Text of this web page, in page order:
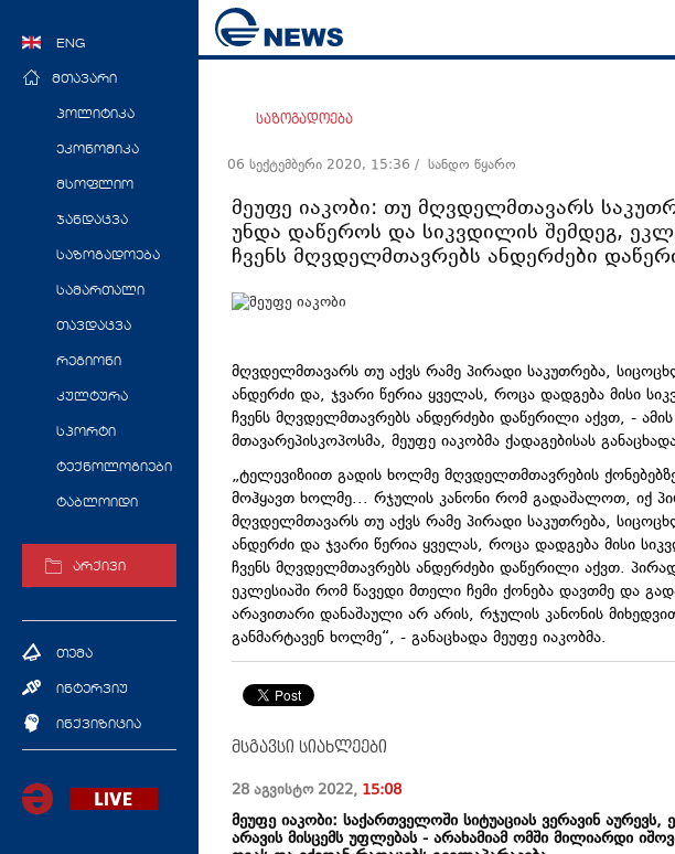
ENG
მთავარი
პოლიტიკა
ეკონომიკა
მსოფლიო
ჯანდაცვა
საზოგადოება
სამართალი
თავდაცვა
რეგიონი
კულტურა
სპორტი
ტექნოლოგიები
ტაბლოიდი
არქივი
თემა
ინტერვიუ
ინქვიზიცია
საზოგადოება
06 სექტემბერი 2020, 15:36 / სანდო წყარო
მეუფე იაკობი: თუ მღვდელმთავარს
უნდა დაწეროს და სიკვდილის შემდეგ,
ჩვენს მღვდელმთავრებს ანდერძები
მღვდელმთავარს თუ აქვს რამე პირადი საკუთრება,
ანდერძი და, ჯვარი წერია ყველას, როცა დადგება მისი
ჩვენს მღვდელმთავრებს ანდერძები დაწერილი აქვთ, - ამის
მთავარეპისკოპოსმა, მეუფე იაკობმა ქადაგებისას
„ტელევიზიით გადის ხოლმე მღვდელთმთავრების
მოჰყავთ ხოლმე... რჯულის კანონი რომ გადაშალოთ, იქ
მღვდელმთავარს თუ აქვს რამე პირადი საკუთრება,
ანდერძი და ჯვარი წერია ყველას, როცა დადგება მისი
ჩვენს მღვდელმთავრებს ანდერძები დაწერილი აქვთ.
ეკლესიაში რომ წავედი მთელი ჩემი ქონება დავთმე და
არავითარი დანაშაული არ არის, რჯულის კანონის
განმარტავენ ხოლმე“, - განაცხადა მეუფე იაკობმა.
მსგავსი სიახლეები
28 აგვისტო2022, 15:08
მეუფე იაკობი: საქართველოში სიტუაციას ვერავინ
არავის მისცემს უფლებას - არახამიამ ომში მილიარდი